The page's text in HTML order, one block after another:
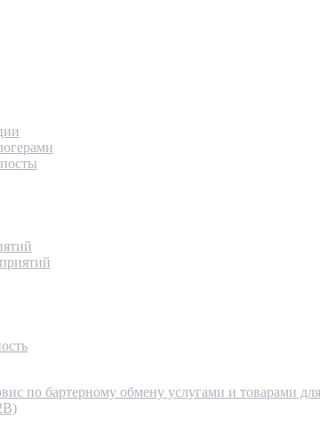
по бартерному обмену услугами и товарами